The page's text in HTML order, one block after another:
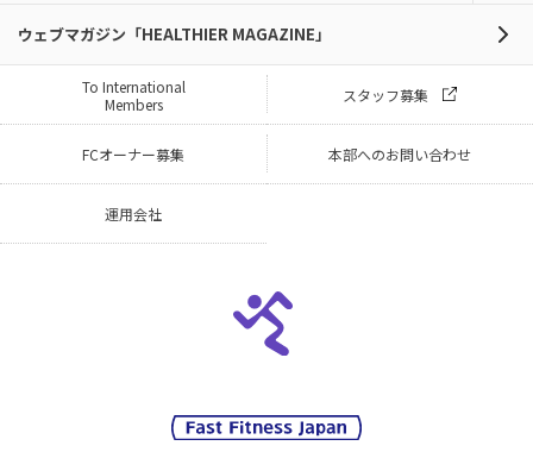
ウェブマガジン「HEALTHIER MAGAZINE」
To International
Members
スタッフ募集
FCオーナー募集 本部へのお問い合わせ
運用会社